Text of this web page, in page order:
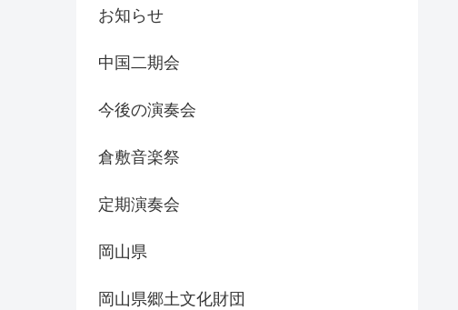
お知らせ
中国二期会
今後の演奏会
倉敷音楽祭
定期演奏会
岡山県
岡山県郷土文化財団